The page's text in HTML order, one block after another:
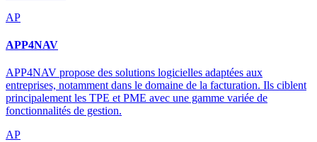
AP
APP4NAV
APP4NAV propose des solutions logicielles adaptées aux
entreprises, notamment dans le domaine de la facturation. Ils ciblent
principalement les TPE et PME avec une gamme variée de
fonctionnalités de gestion.
AP